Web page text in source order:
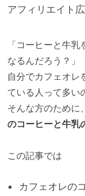
アフィリエイト
「コーヒーと牛
なるんだろう？」
自分でカフェオレ
ている人って多い
そんな方のために、
のコーヒーと牛乳
この記事では
カフェオレの